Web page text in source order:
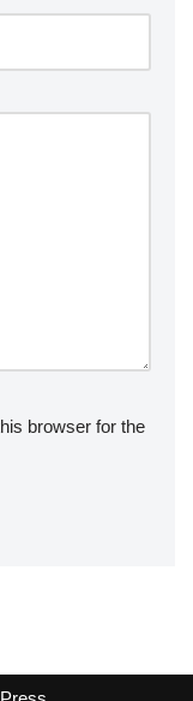
browser for the